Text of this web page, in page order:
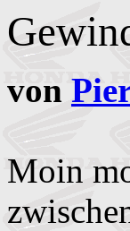
von
Moin